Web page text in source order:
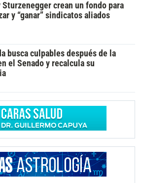
Sturzenegger crean un fondo para
y “ganar” sindicatos aliados
busca culpables después de la
el Senado y recalcula su